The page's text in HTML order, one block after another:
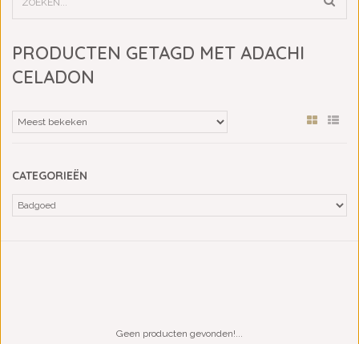
PRODUCTEN GETAGD MET ADACHI
CELADON
CATEGORIEËN
Geen producten gevonden!...